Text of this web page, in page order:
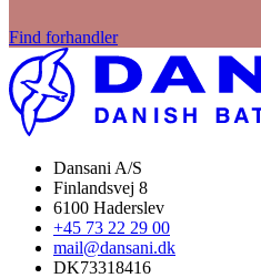
Find forhandler
Dansani A/S
Finlandsvej 8
6100 Haderslev
+45 73 22 29 00
mail@dansani.dk
DK73318416